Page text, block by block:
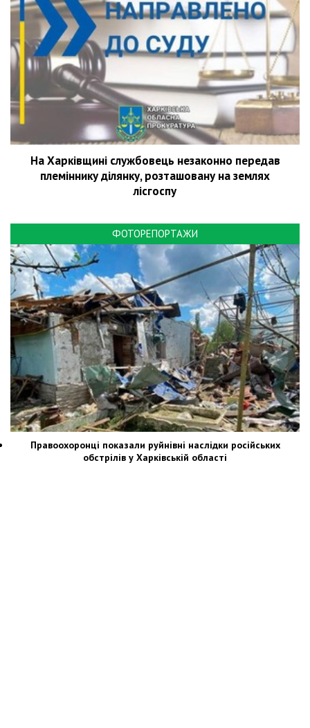
На Харківщині службовець незаконно передав
племіннику ділянку, розташовану на землях
лісгоспу
ФОТОРЕПОРТАЖИ
Правоохоронці показали руйнівні наслідки російських
обстрілів у Харківській області